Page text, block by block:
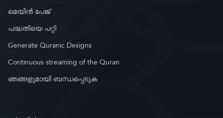
മെയിൻ പേജ്
പദ്ധതിയെ പറ്റി
Generate Quranic Designs
Continuous streaming of the Quran
ഞങ്ങളുമായി ബന്ധപ്പെടുക